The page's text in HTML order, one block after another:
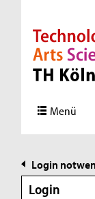
Direkt zur
Direkt zur
Direkt zum
Direkt zum
Menü
Login
Login